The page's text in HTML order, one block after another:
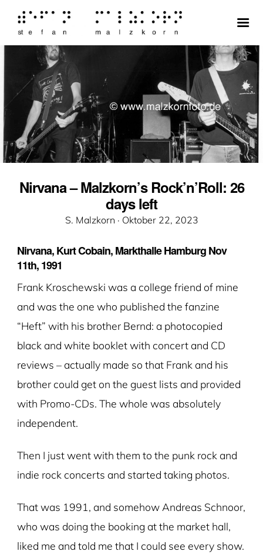
Nirvana – Malzkorn’s Rock’n’Roll: 26
days left
S. Malzkorn · Veröffentlicht
Oktober 22, 2023
Nirvana, Kurt Cobain, Markthalle Hamburg Nov
11th, 1991
Frank Kroschewski was a college friend of mine
and was the one who published the fanzine
“Heft” with his brother Bernd: a photocopied
black and white booklet with concert and CD
reviews – actually made so that Frank and his
brother could get on the guest lists and provided
with Promo-CDs. The whole was absolutely
independent.
Then I just went with them to the punk rock and
indie rock concerts and started taking photos.
That was 1991, and somehow Andreas Schnoor,
who was doing the booking at the market hall,
liked me and told me that I could see every show.